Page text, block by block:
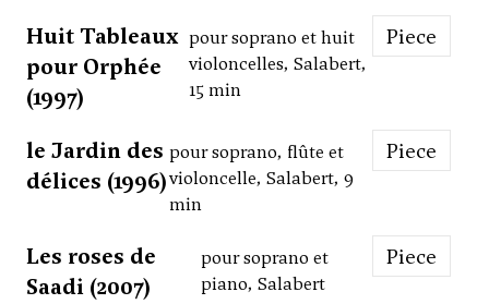
Huit Tableaux
pour Orphée
(1997)
pour soprano et huit
violoncelles, Salabert,
15 min
Piece
le Jardin des
délices (1996)
pour soprano, flûte et
violoncelle, Salabert, 9
min
Piece
Les roses de
Saadi (2007)
pour soprano et
piano, Salabert
Piece